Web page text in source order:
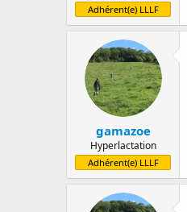
Adhérent(e) LLLF
gamazoe
Hyperlactation
Adhérent(e) LLLF